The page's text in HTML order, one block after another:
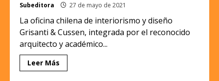
Subeditora 27 de mayo de 2021
La oficina chilena de interiorismo y diseño
Grisanti & Cussen, integrada por el reconocido
arquitecto y académico...
Leer Más